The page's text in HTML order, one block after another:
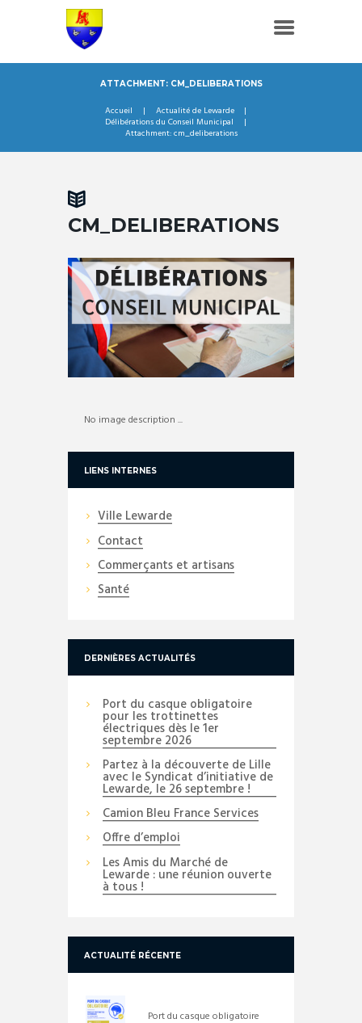
ATTACHMENT: CM_DELIBERATIONS
Accueil
Actualité de Lewarde
Délibérations du Conseil Municipal
Attachment: cm_deliberations
CM_DELIBERATIONS
No image description ...
LIENS INTERNES
Ville Lewarde
Contact
Commerçants et artisans
Santé
DERNIÈRES ACTUALITÉS
Port du casque obligatoire
pour les trottinettes
électriques dès le 1er
septembre 2026
Partez à la découverte de Lille
avec le Syndicat d’initiative de
Lewarde, le 26 septembre !
Camion Bleu France Services
Offre d’emploi
Les Amis du Marché de
Lewarde : une réunion ouverte
à tous !
ACTUALITÉ RÉCENTE
Port du casque obligatoire